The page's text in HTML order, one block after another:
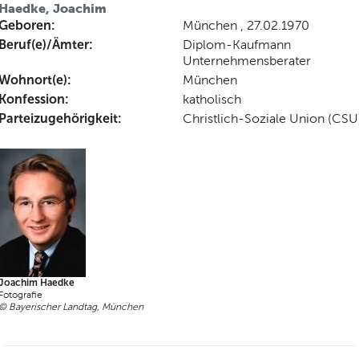
Joachim
München , 27.02.1970
Ämter:
Diplom-Kaufmann
Unternehmensberater
München
katholisch
Christlich-Soziale Union
Haedke
Bayerischer Landtag, München